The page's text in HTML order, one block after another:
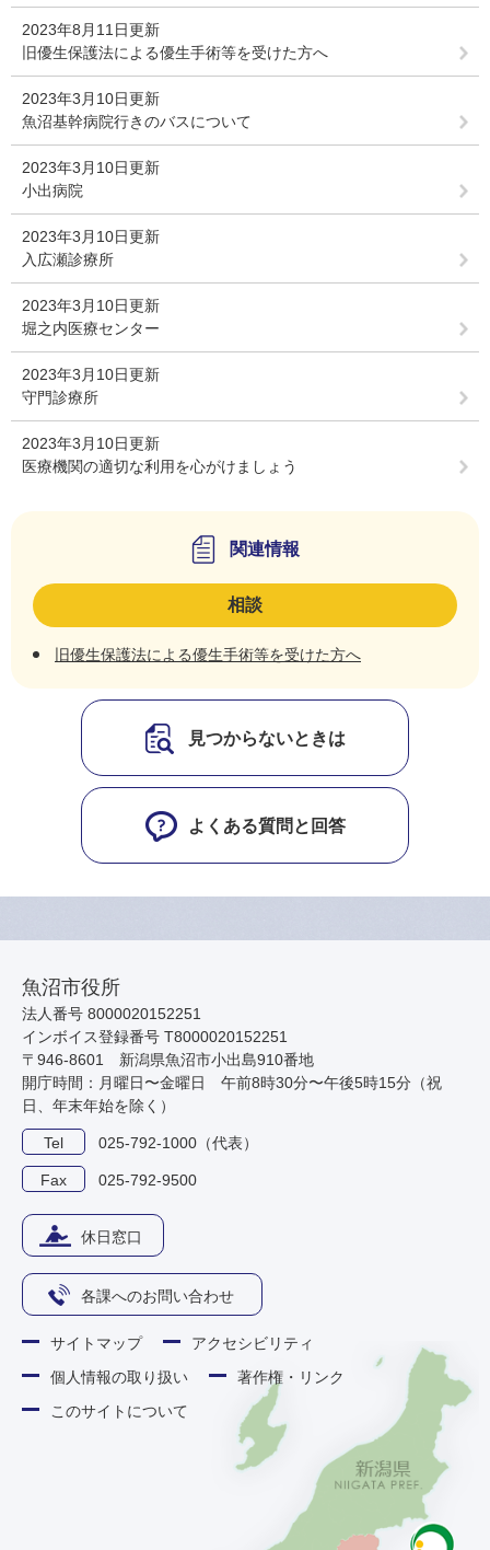
2023年8月11日更新
旧優生保護法による優生手術等を受けた方へ
2023年3月10日更新
魚沼基幹病院行きのバスについて
2023年3月10日更新
小出病院
2023年3月10日更新
入広瀬診療所
2023年3月10日更新
堀之内医療センター
2023年3月10日更新
守門診療所
2023年3月10日更新
医療機関の適切な利用を心がけましょう
関連情報
相談
旧優生保護法による優生手術等を受けた方へ
見つからないときは
よくある質問と回答
魚沼市役所
法人番号 8000020152251
インボイス登録番号 T8000020152251
〒946-8601 新潟県魚沼市小出島910番地
開庁時間：月曜日〜金曜日 午前8時30分〜午後5時15分（祝
日、年末年始を除く）
Tel 025-792-1000（代表）
Fax 025-792-9500
休日窓口
各課へのお問い合わせ
サイトマップ
アクセシビリティ
個人情報の取り扱い
著作権・リンク
このサイトについて